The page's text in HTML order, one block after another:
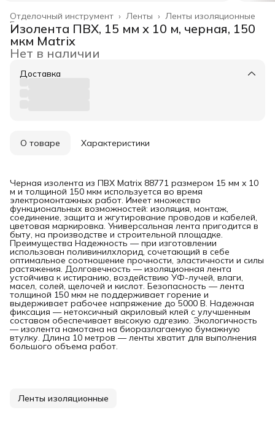
Ленты изоляционные
Ленты ›
Отделочный инструмент ›
Главная ›
Изолента ПВХ, 15 мм х 10 м, черная, 150
мкм Matrix
Нет в наличии
Доставка
О товаре Характеристики
Черная изолента из ПВХ Matrix 88771 размером 15 мм x 10
м и толщиной 150 мкм используется во время
электромонтажных работ. Имеет множество
функциональных возможностей: изоляция, монтаж,
соединение, защита и жгутирование проводов и кабелей,
цветовая маркировка. Универсальная лента пригодится в
быту, на производстве и строительной площадке.
Преимущества Надежность — при изготовлении
использован поливинилхлорид, сочетающий в себе
оптимальное соотношение прочности, эластичности и силы
растяжения. Долговечность — изоляционная лента
устойчива к истиранию, воздействию УФ-лучей, влаги,
масел, солей, щелочей и кислот. Безопасность — лента
толщиной 150 мкм не поддерживает горение и
выдерживает рабочее напряжение до 5000 В. Надежная
фиксация — нетоксичный акриловый клей с улучшенным
составом обеспечивает высокую адгезию. Экологичность
— изолента намотана на биоразлагаемую бумажную
втулку. Длина 10 метров — ленты хватит для выполнения
большого объема работ.
Ленты изоляционные